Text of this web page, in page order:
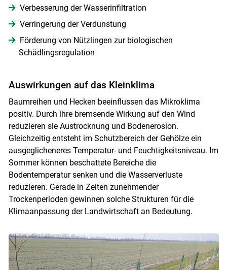
Verbesserung der Wasserinfiltration
Verringerung der Verdunstung
Förderung von Nützlingen zur biologischen
Schädlingsregulation
Auswirkungen auf das Kleinklima
Baumreihen und Hecken beeinflussen das Mikroklima
positiv. Durch ihre bremsende Wirkung auf den Wind
reduzieren sie Austrocknung und Bodenerosion.
Gleichzeitig entsteht im Schutzbereich der Gehölze ein
ausgeglicheneres Temperatur- und Feuchtigkeitsniveau. Im
Sommer können beschattete Bereiche die
Bodentemperatur senken und die Wasserverluste
reduzieren. Gerade in Zeiten zunehmender
Trockenperioden gewinnen solche Strukturen für die
Klimaanpassung der Landwirtschaft an Bedeutung.